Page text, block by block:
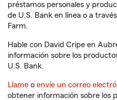
préstamos personales y
de U.S. Bank en línea o a
Farm.
Hable con David Cripe en
información sobre los
U.S. Bank.
Llame o envíe un correo
obtener información sobre los